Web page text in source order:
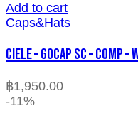
Add to cart
Caps&Hats
CIELE – GOCAP SC – COMP
฿1,950.00
-11%